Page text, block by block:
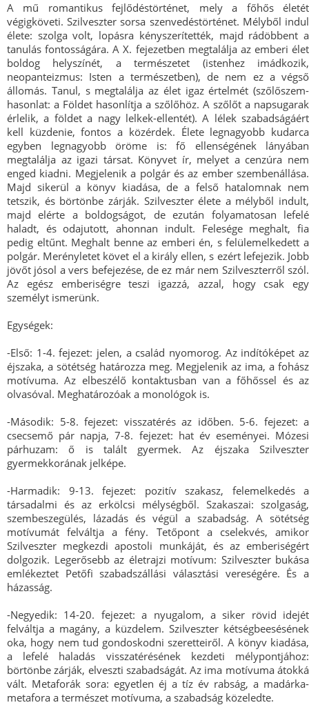
A mű romantikus fejlődéstörténet, mely a főhős életét
végigköveti. Szilveszter sorsa szenvedéstörténet. Mélyből indul
élete: szolga volt, lopásra kényszerítették, majd rádöbbent a
tanulás fontosságára. A X. fejezetben megtalálja az emberi élet
boldog helyszínét, a természetet (istenhez imádkozik,
neopanteizmus: Isten a természetben), de nem ez a végső
állomás. Tanul, s megtalálja az élet igaz értelmét (szőlőszem-
hasonlat: a Földet hasonlítja a szőlőhöz. A szőlőt a napsugarak
érlelik, a földet a nagy lelkek-ellentét). A lélek szabadságáért
kell küzdenie, fontos a közérdek. Élete legnagyobb kudarca
egyben legnagyobb öröme is: fő ellenségének lányában
megtalálja az igazi társat. Könyvet ír, melyet a cenzúra nem
enged kiadni. Megjelenik a polgár és az ember szembenállása.
Majd sikerül a könyv kiadása, de a felső hatalomnak nem
tetszik, és börtönbe zárják. Szilveszter élete a mélyből indult,
majd elérte a boldogságot, de ezután folyamatosan lefelé
haladt, és odajutott, ahonnan indult. Felesége meghalt, fia
pedig eltűnt. Meghalt benne az emberi én, s felülemelkedett a
polgár. Merényletet követ el a király ellen, s ezért lefejezik. Jobb
jövőt jósol a vers befejezése, de ez már nem Szilveszterről szól.
Az egész emberiségre teszi igazzá, azzal, hogy csak egy
személyt ismerünk.
Egységek:
-Első: 1-4. fejezet: jelen, a család nyomorog. Az indítóképet az
éjszaka, a sötétség határozza meg. Megjelenik az ima, a fohász
motívuma. Az elbeszélő kontaktusban van a főhőssel és az
olvasóval. Meghatározóak a monológok is.
-Második: 5-8. fejezet: visszatérés az időben. 5-6. fejezet: a
csecsemő pár napja, 7-8. fejezet: hat év eseményei. Mózesi
párhuzam: ő is talált gyermek. Az éjszaka Szilveszter
gyermekkorának jelképe.
-Harmadik: 9-13. fejezet: pozitív szakasz, felemelkedés a
társadalmi és az erkölcsi mélységből. Szakaszai: szolgaság,
szembeszegülés, lázadás és végül a szabadság. A sötétség
motívumát felváltja a fény. Tetőpont a cselekvés, amikor
Szilveszter megkezdi apostoli munkáját, és az emberiségért
dolgozik. Legerősebb az életrajzi motívum: Szilveszter bukása
emlékeztet Petőfi szabadszállási választási vereségére. És a
házasság.
-Negyedik: 14-20. fejezet: a nyugalom, a siker rövid idejét
felváltja a magány, a küzdelem. Szilveszter kétségbeesésének
oka, hogy nem tud gondoskodni szeretteiről. A könyv kiadása,
a lefelé haladás visszatérésének kezdeti mélypontjához:
börtönbe zárják, elveszti szabadságát. Az ima motívuma átokká
vált. Metaforák sora: egyetlen éj a tíz év rabság, a madárka-
metafora a természet motívuma, a szabadság közeledte.